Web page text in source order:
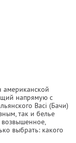
американской
напрямую с
Baci (Бачи)
так и белье
возвышенное,
выбрать: какого